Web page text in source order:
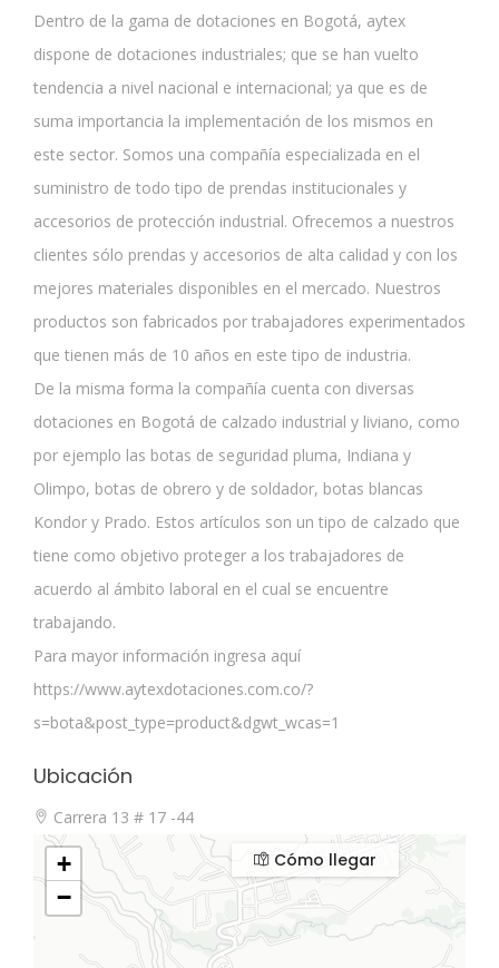
Dentro de la gama de dotaciones en Bogotá, aytex
dispone de dotaciones industriales; que se han vuelto
tendencia a nivel nacional e internacional; ya que es de
suma importancia la implementación de los mismos en
este sector. Somos una compañía especializada en el
suministro de todo tipo de prendas institucionales y
accesorios de protección industrial. Ofrecemos a nuestros
clientes sólo prendas y accesorios de alta calidad y con los
mejores materiales disponibles en el mercado. Nuestros
productos son fabricados por trabajadores experimentados
que tienen más de 10 años en este tipo de industria.
De la misma forma la compañía cuenta con diversas
dotaciones en Bogotá de calzado industrial y liviano, como
por ejemplo las botas de seguridad pluma, Indiana y
Olimpo, botas de obrero y de soldador, botas blancas
Kondor y Prado. Estos artículos son un tipo de calzado que
tiene como objetivo proteger a los trabajadores de
acuerdo al ámbito laboral en el cual se encuentre
trabajando.
Para mayor información ingresa aquí
https://www.aytexdotaciones.com.co/?
s=bota&post_type=product&dgwt_wcas=1
Ubicación
Carrera 13 # 17 -44
+
−
Cómo llegar